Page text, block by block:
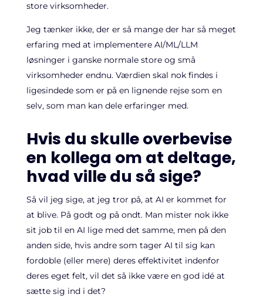
store virksomheder.
Jeg tænker ikke, der er så mange der har så meget
erfaring med at implementere AI/ML/LLM
løsninger i ganske normale store og små
virksomheder endnu. Værdien skal nok findes i
ligesindede som er på en lignende rejse som en
selv, som man kan dele erfaringer med.
Hvis du skulle overbevise
en kollega om at deltage,
hvad ville du så sige?
Så vil jeg sige, at jeg tror på, at AI er kommet for
at blive. På godt og på ondt. Man mister nok ikke
sit job til en AI lige med det samme, men på den
anden side, hvis andre som tager AI til sig kan
fordoble (eller mere) deres effektivitet indenfor
deres eget felt, vil det så ikke være en god idé at
sætte sig ind i det?